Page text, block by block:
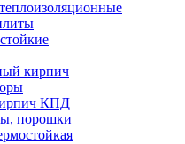
кирпич
КПД
порошки